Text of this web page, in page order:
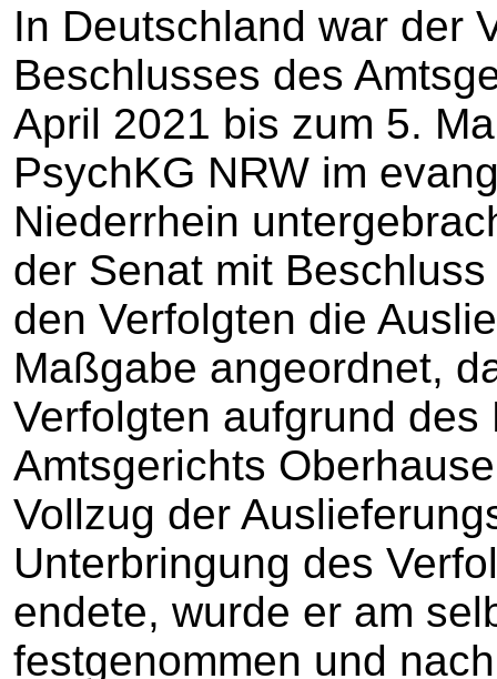
In Deutschland war der
Beschlusses des
April 2021 bis zum 5.
PsychKG NRW im
Niederrhein
der Senat mit
den Verfolgten die
Maßgabe angeordnet,
Verfolgten aufgrund
Amtsgerichts
Vollzug der
Unterbringung des
endete, wurde er am
festgenommen und